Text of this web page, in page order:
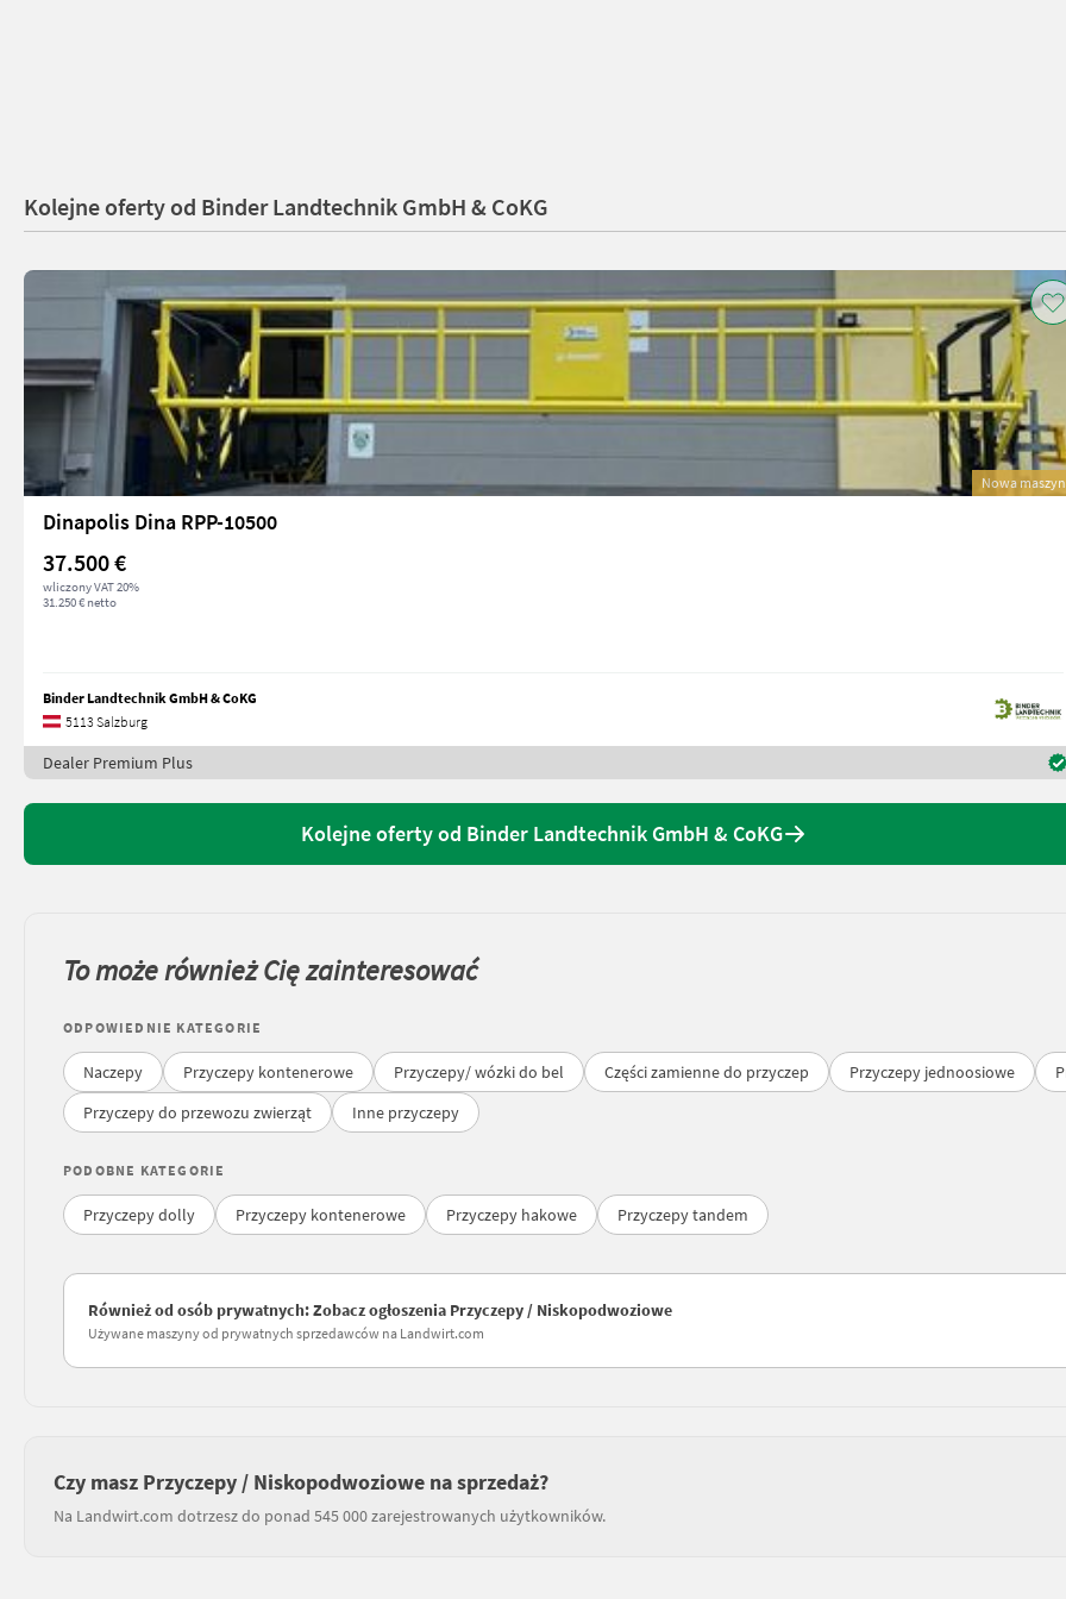
Kolejne oferty od Binder Landtechnik GmbH & CoKG
Nowa
Dinapolis Dina RPP-10500
37.500 €
wliczony VAT 20%
31.250 € netto
Binder Landtechnik GmbH & CoKG
5113 Salzburg
Dealer Premium Plus
Kolejne oferty od Binder Landtechnik GmbH & CoKG
To może również Cię zainteresować
ODPOWIEDNIE KATEGORIE
Naczepy Przyczepy kontenerowe Przyczepy/ wózki do bel Części zamienne do przyczep Przyczepy jednoosiowe
Przyczepy do przewozu zwierząt
Inne przyczepy
PODOBNE KATEGORIE
Przyczepy dolly Przyczepy kontenerowe Przyczepy hakowe Przyczepy tandem
Również od osób prywatnych: Zobacz ogłoszenia Przyczepy / Niskopodwoziowe
Używane maszyny od prywatnych sprzedawców na Landwirt.com
Czy masz Przyczepy / Niskopodwoziowe na sprzedaż?
Na Landwirt.com dotrzesz do ponad 545 000 zarejestrowanych użytkowników.